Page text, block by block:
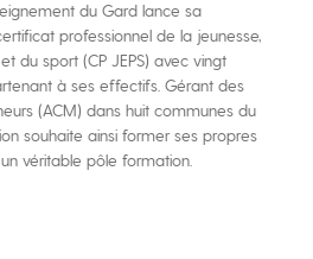
du Gard lance sa
professionnel de la jeunesse,
du sport (CP JEPS) avec vingt
à ses effectifs. Gérant des
(ACM) dans huit communes du
souhaite ainsi former ses propres
véritable pôle formation.